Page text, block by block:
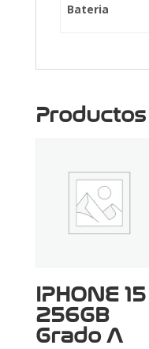
Bateria
IPHONE 15
256GB
Grado A